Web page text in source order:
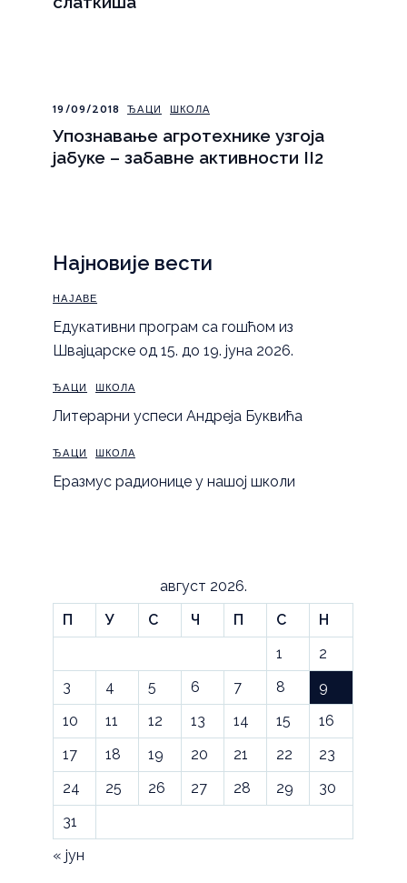
19/09/2018 ЂАЦИ ШКОЛА
Упознавање агротехнике узгоја
јабуке – забавне активности II2
Најновије вести
НАЈАВЕ
Eдукативни програм са гошћом из
Швајцарске од 15. до 19. јуна 2026.
ЂАЦИ ШКОЛА
Литерарни успеси Андреја Буквића
ЂАЦИ ШКОЛА
Еразмус радионице у нашој школи
август 2026.
П
У С Ч П С
Н
1
2
3
4 5 6 7 8
9
10
11 12 13 14 15
16
17
18 19 20 21 22
23
24
25 26 27 28 29
30
31
« јун